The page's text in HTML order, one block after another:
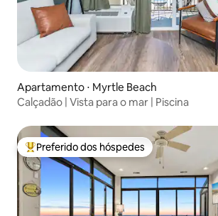
Apartamento ⋅ Myrtle Beach
Calçadão | Vista para o mar | Piscina
Entre os melhores preferidos dos hóspedes
Preferido dos hóspedes